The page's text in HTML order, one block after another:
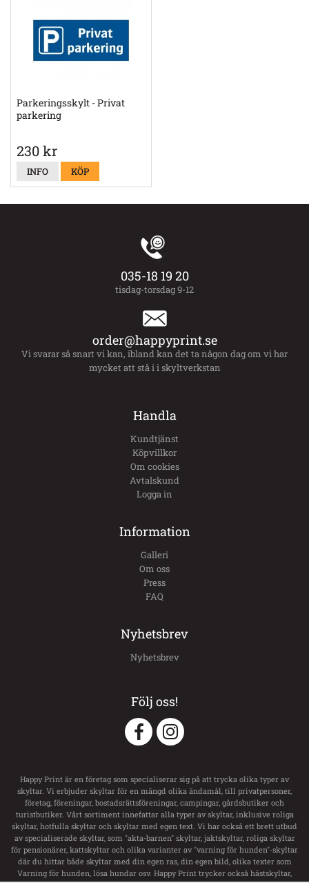
Parkeringsskylt - Privat
parkering
230 kr
INFO KÖP
035-18 19 20
tisdag-torsdag 9-12
order@happyprint.se
Vi svarar så snart vi kan, ibland kan det ta någon dag om vi har
mycket att stå i i skyltverkstan
Handla
Kundtjänst
Köpvillkor
Om cookies
Avtalskund
Logga in
Information
Galleri
Om oss
Press
FAQ
Nyhetsbrev
Nyhetsbrev
Följ oss!
Happy Print är en företag som specialiserar sig på att trycka olika typer av
skyltar. Vi erbjuder skyltar för en mängd olika ändamål, till privatpersoner,
företag, föreningar, bostadsrättsföreningar, campingar, gårdsbutiker och
turistbutiker. Vårt sortiment innefattar alla typer av skyltar, inklusive roliga
skyltar, hotfulla skyltar och skyltar med egen text. Vi har också ett brett utbud
av specialiserade skyltar, som "akta-barnen" skyltar, jaktskyltar, roliga skyltar
för pensionärer, kattskyltar och olika varianter av "varning för hunden"-skyltar
där du hittar både skyltar med din egen ras, din egen bild, olika texter som
Varning för hunden, lösa hundar osv. Happy Print trycker också hästskyltar,